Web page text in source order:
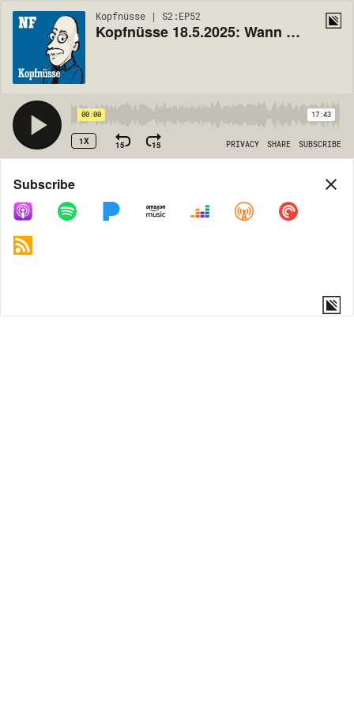
Kopfnüsse | S2:EP52
Kopfnüsse 18.5.2025: Wann spart die Regierung bei sich?
00:00 17:43
1X 15 15 PRIVACY SHARE SUBSCRIBE
Share
COPY LINK
Subscribe